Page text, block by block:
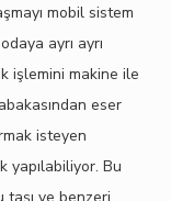
mobil sistem
ayrı ayrı
işlemini makine ile
eser
isteyen
yapılabiliyor. Bu